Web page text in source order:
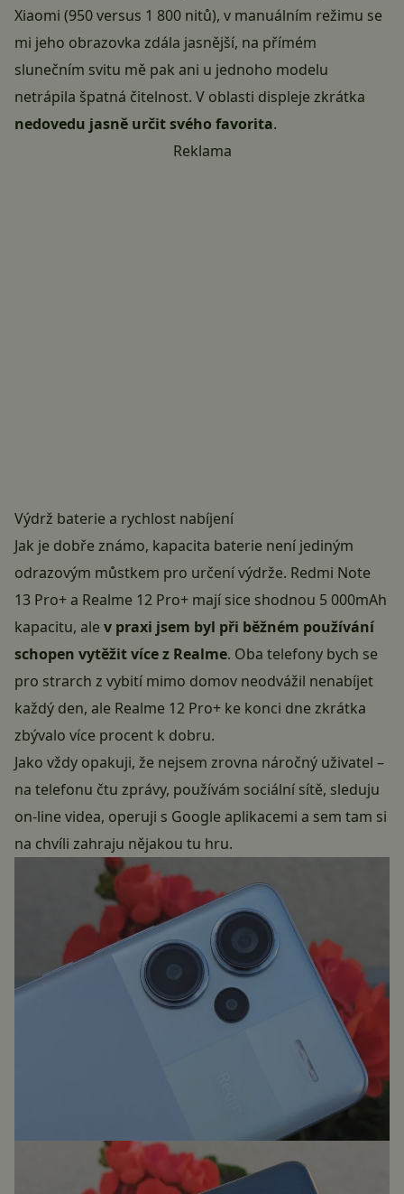
Xiaomi (950 versus 1 800 nitů), v manuálním režimu se
mi jeho obrazovka zdála jasnější, na přímém
slunečním svitu mě pak ani u jednoho modelu
netrápila špatná čitelnost. V oblasti displeje zkrátka
nedovedu jasně určit svého favorita.
Reklama
Výdrž baterie a rychlost nabíjení
Jak je dobře známo, kapacita baterie není jediným
odrazovým můstkem pro určení výdrže. Redmi Note
13 Pro+ a Realme 12 Pro+ mají sice shodnou 5 000mAh
kapacitu, alev praxi jsem byl při běžném používání
schopen vytěžit více z Realme. Oba telefony bych se
pro strarch z vybití mimo domov neodvážil nenabíjet
každý den, ale Realme 12 Pro+ ke konci dne zkrátka
zbývalo více procent k dobru.
Jako vždy opakuji, že nejsem zrovna náročný uživatel –
na telefonu čtu zprávy, používám sociální sítě, sleduju
on-line videa, operuji s Google aplikacemi a sem tam si
na chvíli zahraju nějakou tu hru.